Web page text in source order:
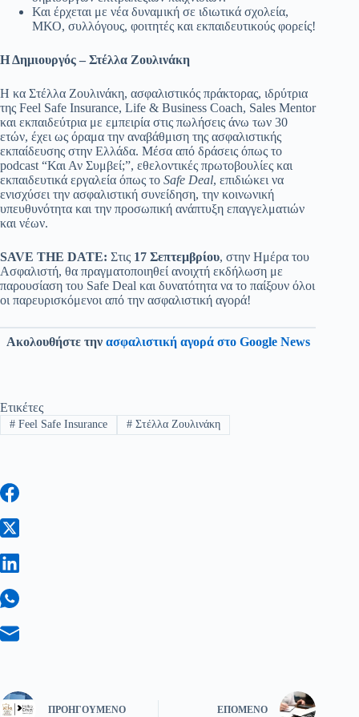
Και έρχεται με νέα δυναμική σε ιδιωτικά σχολεία,
ΜΚΟ, συλλόγους, φοιτητές και εκπαιδευτικούς φορείς!
Η Δημιουργός – Στέλλα Ζουλινάκη
Η κα Στέλλα Ζουλινάκη, ασφαλιστικός πράκτορας, ιδρύτρια
της Feel Safe Insurance, Life & Business Coach, Sales Mentor
και εκπαιδεύτρια με εμπειρία στις πωλήσεις άνω των 30
ετών, έχει ως όραμα την αναβάθμιση της ασφαλιστικής
εκπαίδευσης στην Ελλάδα. Μέσα από δράσεις όπως το
podcast “Και Αν Συμβεί;”, εθελοντικές πρωτοβουλίες και
εκπαιδευτικά εργαλεία όπως το Safe Deal, επιδιώκει να
ενισχύσει την ασφαλιστική συνείδηση, την κοινωνική
υπευθυνότητα και την προσωπική ανάπτυξη επαγγελματιών
και νέων.
SAVE THE DATE: Στις 17 Σεπτεμβρίου, στην Ημέρα του
Ασφαλιστή, θα πραγματοποιηθεί ανοιχτή εκδήλωση με
παρουσίαση του Safe Deal και δυνατότητα να το παίξουν όλοι
οι παρευρισκόμενοι από την ασφαλιστική αγορά!
Ακολουθήστε την ασφαλιστική αγορά στο Google News
Ετικέτες
#Feel Safe Insurance #Στέλλα Ζουλινάκη
ΠΡΟΗΓΟΎΜΕΝΟ ΕΠΌΜΕΝΟ